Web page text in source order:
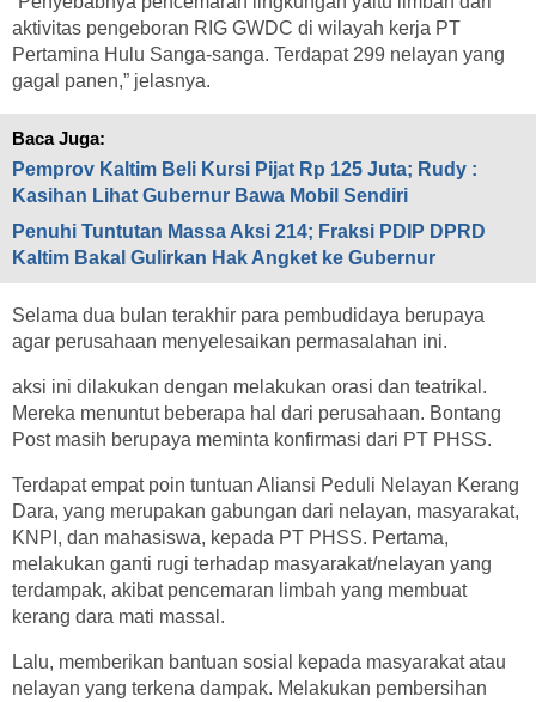
aktivitas pengeboran RIG GWDC di wilayah kerja PT
Pertamina Hulu Sanga-sanga. Terdapat 299 nelayan yang
gagal panen,” jelasnya.
Baca Juga:
Pemprov Kaltim Beli Kursi Pijat Rp 125 Juta; Rudy :
Kasihan Lihat Gubernur Bawa Mobil Sendiri
Penuhi Tuntutan Massa Aksi 214; Fraksi PDIP DPRD
Kaltim Bakal Gulirkan Hak Angket ke Gubernur
Selama dua bulan terakhir para pembudidaya berupaya
agar perusahaan menyelesaikan permasalahan ini.
aksi ini dilakukan dengan melakukan orasi dan teatrikal.
Mereka menuntut beberapa hal dari perusahaan. Bontang
Post masih berupaya meminta konfirmasi dari PT PHSS.
Terdapat empat poin tuntuan Aliansi Peduli Nelayan Kerang
Dara, yang merupakan gabungan dari nelayan, masyarakat,
KNPI, dan mahasiswa, kepada PT PHSS. Pertama,
melakukan ganti rugi terhadap masyarakat/nelayan yang
terdampak, akibat pencemaran limbah yang membuat
kerang dara mati massal.
Lalu, memberikan bantuan sosial kepada masyarakat atau
nelayan yang terkena dampak. Melakukan pembersihan